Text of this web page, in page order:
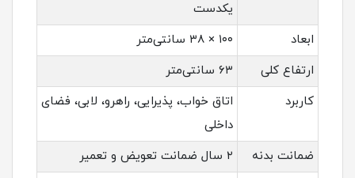
یکدست
ابعاد
۱۰۰ × ۳۸ سانتی‌متر
ارتفاع کلی
۶۳ سانتی‌متر
کاربرد
اتاق خواب، پذیرایی، راهرو، لابی، فضای
داخلی
ضمانت بدنه
۲ سال ضمانت تعویض و تعمیر